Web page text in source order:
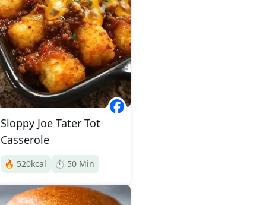
Sloppy Joe Tater Tot
Casserole
🔥 520kcal ⏱️ 50 Min